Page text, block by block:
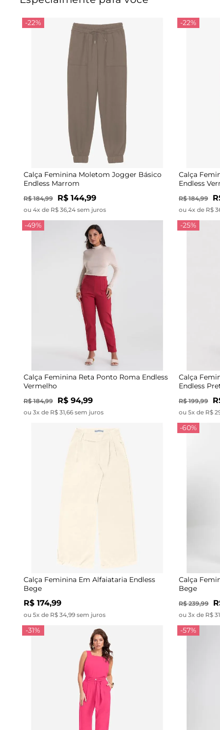
-22%
Calça Feminina Moletom Jogger Básico
Endless Marrom
R$ 184,99 R$ 144,99
ou 4x de R$ 36,24 sem juros
-22%
Calça
Endless
R$ 184,99
ou 4x de R$
-49%
Calça Feminina Reta Ponto Roma Endless
Vermelho
R$ 184,99 R$ 94,99
ou 3x de R$ 31,66 sem juros
-25%
Calça
Endless
R$ 199,99
ou 5x de R$
Calça Feminina Em Alfaiataria Endless
Bege
R$ 174,99
ou 5x de R$ 34,99 sem juros
-60%
Calça
Bege
R$ 239,99
ou 3x de R$
-31% -57%